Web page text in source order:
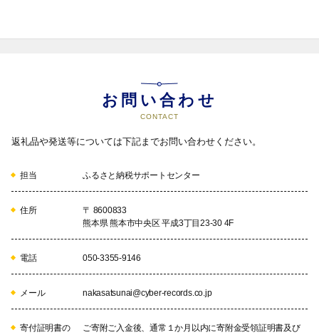
お問い合わせ
CONTACT
返礼品や発送等については下記までお問い合わせください。
担当 ふるさと納税サポートセンター
住所
〒 8600833
熊本県 熊本市中央区 平成3丁目23-30 4F
電話 050-3355-9146
メール nakasatsunai@cyber-records.co.jp
寄付証明書の
ご寄附ご入金後、通常１か月以内に寄附金受領証明書及び